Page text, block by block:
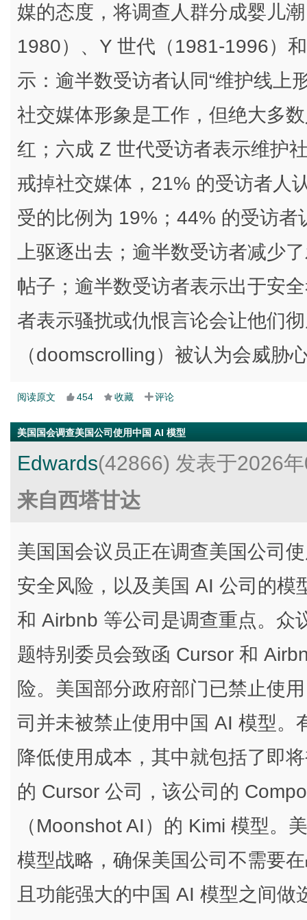
媒的态度，将调查人群分成婴儿
1980）、Y 世代（1981-1996）
示：逾半数受访者认同“维护线上
社交媒体形象是工作，但绝大多
红；六成 Z 世代受访者表示维护
戒掉社交媒体，21% 的受访者人
受的比例为 19%；44% 的受访
上驱逐出去；逾半数受访者减少
帖子；逾半数受访者表示出于安
者表示骚扰或仇恨言论会让他们
（doomscrolling）被认为会威胁
阅读原文 454 收藏 评论
美国国会调查美国公司使用中国 AI 模型
Edwards(42866) 发表于2026
来自西塔甘达
美国国会议员正在调查美国公司
安全风险，以及美国 AI 公司的模
和 Airbnb 等公司是调查重点。众
题特别委员会致函 Cursor 和
险。美国部分政府部门已禁止使
司并未被禁止使用中国 AI 模型。
降低使用成本，其中就包括了即
的 Cursor 公司，该公司的
（Moonshot AI）的 Kimi 模型。
模型战略，确保美国公司不需要
且功能强大的中国 AI 模型之间做